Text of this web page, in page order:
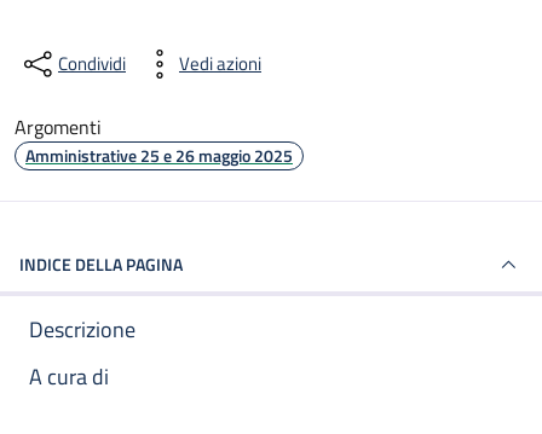
Condividi Vedi azioni
Argomenti
Amministrative 25 e 26 maggio 2025
INDICE DELLA PAGINA
Descrizione
A cura di